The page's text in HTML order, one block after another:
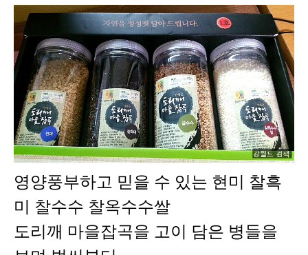
영양풍부하고 믿을 수 있는 현미 찰흑
미 찰수수 찰옥수수쌀
도리깨 마을잡곡을 고이 담은 병들을